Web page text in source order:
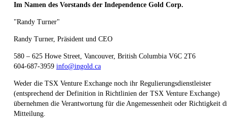
Im Namen des Vorstands der Independence Gold Corp.
"Randy Turner"
Randy Turner, Präsident und CEO
580 – 625 Howe Street, Vancouver, British Columbia V6C 2T6
604-687-3959 info@ingold.ca
Weder die TSX Venture Exchange noch ihr Regulierungsdienstleister
(entsprechend der Definition in Richtlinien der TSX Venture Exchange)
übernehmen die Verantwortung für die Angemessenheit oder Richtigkeit
Mitteilung.